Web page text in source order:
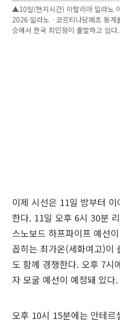
▲10일(현지시간) 이탈리아 밀라노
2026 밀라노ㆍ코르티나담페초 동계
승에서 한국 최민정이 출발하고 있
이제 시선은 11일 밤부터
한다. 11일 오후 6시 30분
스노보드 하프파이프 예선
꼽히는 최가온(세화여고)이
도 함께 경쟁한다. 오후 7시
자 모굴 예선이 예정돼 있다.
오후 10시 15분에는 안테